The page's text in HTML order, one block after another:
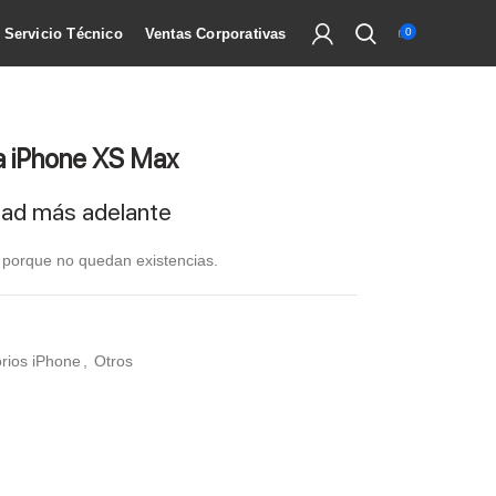
Servicio Técnico Ventas Corporativas 0
iPhone XS Max
más adelante
no quedan existencias.
iPhone Otros